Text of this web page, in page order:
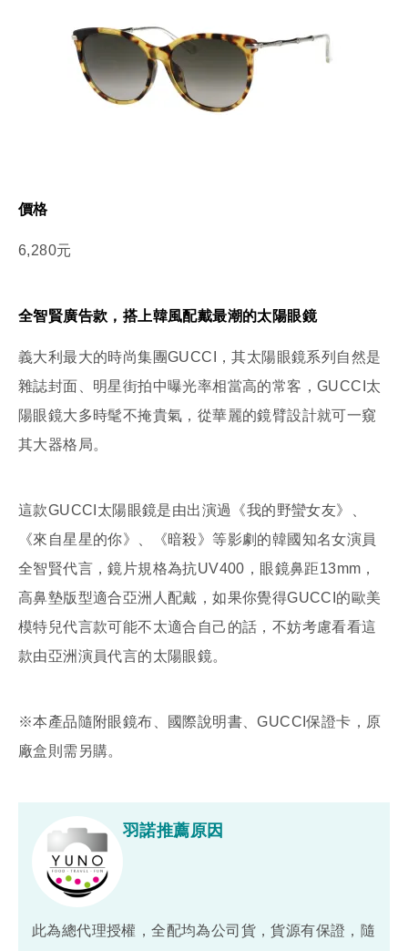
價格
6,280元
全智賢廣告款，搭上韓風配戴最潮的太陽眼鏡
義大利最大的時尚集團GUCCI，其太陽眼鏡系列自然是
雜誌封面、明星街拍中曝光率相當高的常客，GUCCI太
陽眼鏡大多時髦不掩貴氣，從華麗的鏡臂設計就可一窺
其大器格局。
這款GUCCI太陽眼鏡是由出演過《我的野蠻女友》、
《來自星星的你》、《暗殺》等影劇的韓國知名女演員
全智賢代言，鏡片規格為抗UV400，眼鏡鼻距13mm，
高鼻墊版型適合亞洲人配戴，如果你覺得GUCCI的歐美
模特兒代言款可能不太適合自己的話，不妨考慮看看這
款由亞洲演員代言的太陽眼鏡。
※本產品隨附眼鏡布、國際說明書、GUCCI保證卡，原
廠盒則需另購。
羽諾推薦原因
此為總代理授權，全配均為公司貨，貨源有保證，隨